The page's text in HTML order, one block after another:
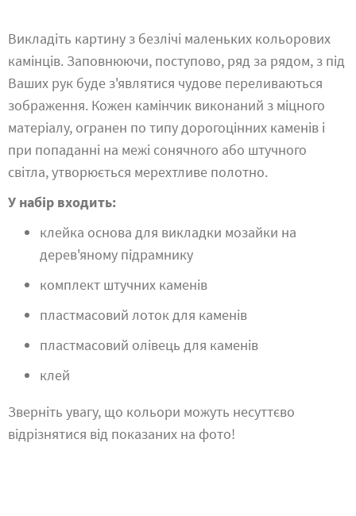
Викладіть картину з безлічі маленьких кольорових
камінців. Заповнюючи, поступово, ряд за рядом, з під
Ваших рук буде з'являтися чудове переливаються
зображення. Кожен камінчик виконаний з міцного
матеріалу, огранен по типу дорогоцінних каменів і
при попаданні на межі сонячного або штучного
світла, утворюється мерехтливе полотно.
У набір входить:
клейка основа для викладки мозайки на
дерев'яному підрамнику
комплект штучних каменів
пластмасовий лоток для каменів
пластмасовий олівець для каменів
клей
Зверніть увагу, що кольори можуть несуттєво
відрізнятися від показаних на фото!